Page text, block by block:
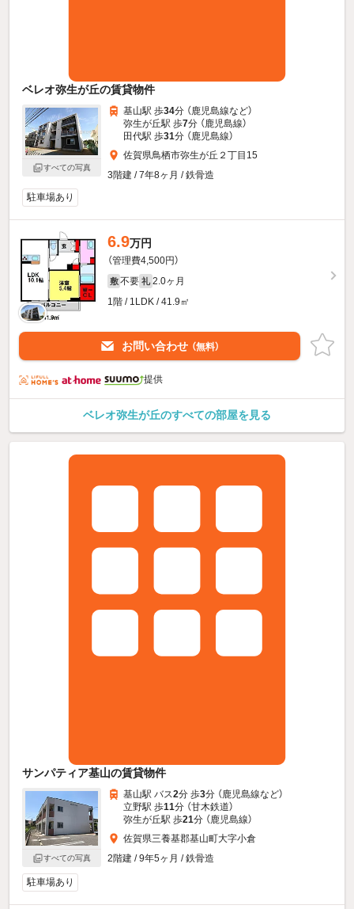
ベレオ弥生が丘の賃貸物件
すべての写真
基山駅 歩34分 （鹿児島線など）
弥生が丘駅 歩7分 （鹿児島線）
田代駅 歩31分 （鹿児島線）
佐賀県鳥栖市弥生が丘２丁目15
3階建 / 7年8ヶ月 / 鉄骨造
駐車場あり
6.9万円
（管理費4,500円）
敷 不要 礼 2.0ヶ月
1階 / 1LDK / 41.9㎡
お問い合わせ （無料）
提供
ベレオ弥生が丘のすべての部屋を見る
サンパティア基山の賃貸物件
すべての写真
基山駅 バス2分 歩3分 （鹿児島線など）
立野駅 歩11分 （甘木鉄道）
弥生が丘駅 歩21分 （鹿児島線）
佐賀県三養基郡基山町大字小倉
2階建 / 9年5ヶ月 / 鉄骨造
駐車場あり